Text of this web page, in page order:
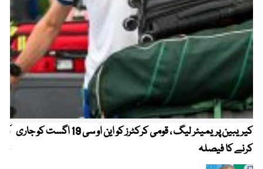
کیریبین پریمیئر لیگ ، قومی کرکٹرز کو این او سی 19 اگست کو جاری
کرنے کا فیصلہ